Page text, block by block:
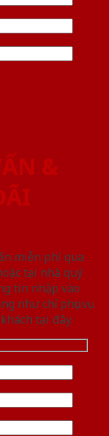
&
miễn phí qua
tại nhà quý
tin nhập vào
như chỉ phục vụ
tại đây.